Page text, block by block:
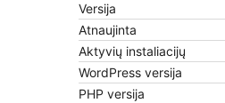
Versija
Atnaujinta
Aktyvių instaliacijų
WordPress versija
PHP versija